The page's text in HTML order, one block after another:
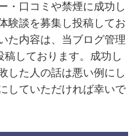
・口コミや禁煙に成功し
験談を募集し投稿してお
た内容は、当ブログ管理
稿しております。成功し
した人の話は悪い例にし
していただければ幸いで